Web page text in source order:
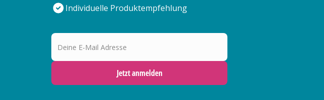
Individuelle Produktempfehlung
Deine E-Mail Adresse
Jetzt anmelden